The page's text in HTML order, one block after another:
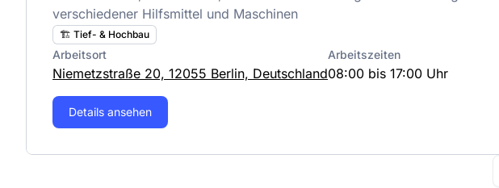
verschiedener Hilfsmittel und Maschinen
🏗️ Tief- & Hochbau
Arbeitsort
Niemetzstraße 20, 12055 Berlin, Deutschland
Arbeitszeiten
08:00 bis 17:00 Uhr
Details ansehen